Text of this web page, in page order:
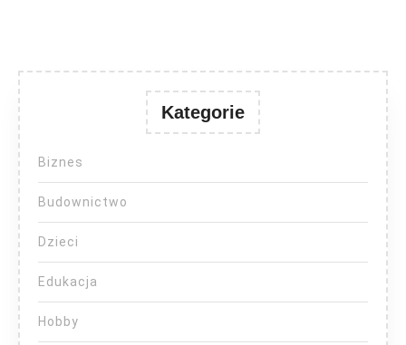
Kategorie
Biznes
Budownictwo
Dzieci
Edukacja
Hobby